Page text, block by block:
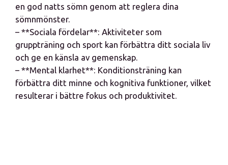
en god natts sömn genom att reglera dina
sömnmönster.
– **Sociala fördelar**: Aktiviteter som
gruppträning och sport kan förbättra ditt sociala liv
och ge en känsla av gemenskap.
– **Mental klarhet**: Konditionsträning kan
förbättra ditt minne och kognitiva funktioner, vilket
resulterar i bättre fokus och produktivitet.